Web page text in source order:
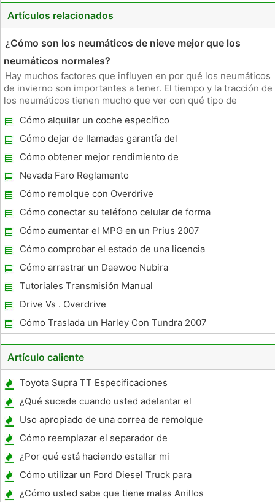
Artículos relacionados
¿Cómo son los neumáticos de nieve mejor que los
neumáticos normales?
Hay muchos factores que influyen en por qué los neumáticos
de invierno son importantes a tener. El tiempo y la tracción de
los neumáticos tienen mucho que ver con qué tipo de
la Asociación de Fabricantes de Caucho, neumáticos de
invierno o
Cómo alquilar un coche específico
Cómo dejar de llamadas garantía del
vehículo
Cómo obtener mejor rendimiento de
combustible de un 454
Nevada Faro Reglamento
Cómo remolque con Overdrive
Cómo conectar su teléfono celular de forma
inalámbrica a través de su radio de coche
Cómo aumentar el MPG en un Prius 2007
Cómo comprobar el estado de una licencia
de conducir de Florida
Cómo arrastrar un Daewoo Nubira
Tutoriales Transmisión Manual
Drive Vs . Overdrive
Cómo Traslada un Harley Con Tundra 2007
Artículo caliente
Toyota Supra TT Especificaciones
¿Qué sucede cuando usted adelantar el
tiempo del árbol de levas?
Uso apropiado de una correa de remolque
Cómo reemplazar el separador de
combustible y agua en un barco
¿Por qué está haciendo estallar mi
carburador ?
Cómo utilizar un Ford Diesel Truck para
correr un inversor para una Casa
¿Cómo usted sabe que tiene malas Anillos